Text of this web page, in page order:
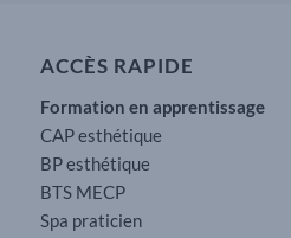
ACCÈS RAPIDE
Formation en apprentissage
CAP esthétique
BP esthétique
BTS MECP
Spa praticien